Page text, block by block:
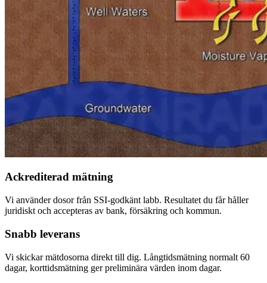
Ackrediterad mätning
Vi använder dosor från SSI-godkänt labb. Resultatet du får håller
juridiskt och accepteras av bank, försäkring och kommun.
Snabb leverans
Vi skickar mätdosorna direkt till dig. Långtidsmätning normalt 60
dagar, korttidsmätning ger preliminära värden inom dagar.